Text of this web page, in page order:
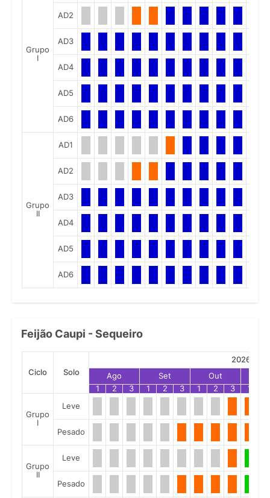
Grupo
I
AD2
AD3
AD4
AD5
AD6
Grupo
II
AD1
AD2
AD3
AD4
AD5
AD6
Feijão Caupi - Sequeiro
Ciclo Solo
2026
Ago
Set Out
1
2 3 1 2 3 1 2 3 1
Grupo
I
Leve
Pesado
Grupo
II
Leve
Pesado